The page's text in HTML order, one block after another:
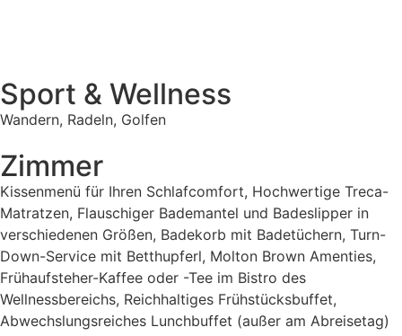
Sport & Wellness
Wandern, Radeln, Golfen
Zimmer
Kissenmenü für Ihren Schlafcomfort, Hochwertige Treca-
Matratzen, Flauschiger Bademantel und Badeslipper in
verschiedenen Größen, Badekorb mit Badetüchern, Turn-
Down-Service mit Betthupferl, Molton Brown Amenties,
Frühaufsteher-Kaffee oder -Tee im Bistro des
Wellnessbereichs, Reichhaltiges Frühstücksbuffet,
Abwechslungsreiches Lunchbuffet (außer am Abreisetag)